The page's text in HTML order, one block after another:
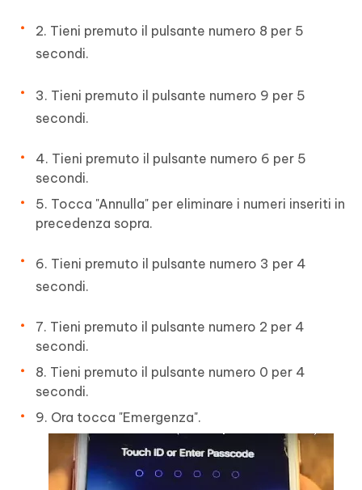
2. Tieni premuto il pulsante numero 8 per 5
secondi.
3. Tieni premuto il pulsante numero 9 per 5
secondi.
4. Tieni premuto il pulsante numero 6 per 5
secondi.
5. Tocca "Annulla" per eliminare i numeri inseriti in
precedenza sopra.
6. Tieni premuto il pulsante numero 3 per 4
secondi.
7. Tieni premuto il pulsante numero 2 per 4
secondi.
8. Tieni premuto il pulsante numero 0 per 4
secondi.
9. Ora tocca "Emergenza".